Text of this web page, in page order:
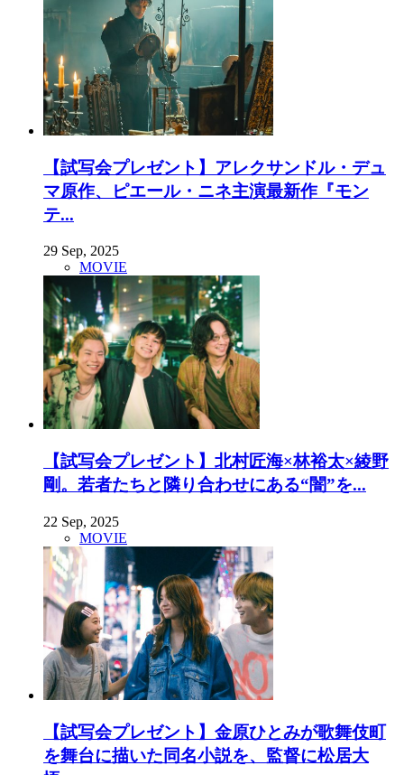
【試写会プレゼント】アレクサンドル・デュ
マ原作、ピエール・ニネ主演最新作『モン
テ...
29 Sep, 2025
MOVIE
【試写会プレゼント】北村匠海×林裕太×綾野
剛。若者たちと隣り合わせにある“闇”を...
22 Sep, 2025
MOVIE
【試写会プレゼント】金原ひとみが歌舞伎町
を舞台に描いた同名小説を、監督に松居大